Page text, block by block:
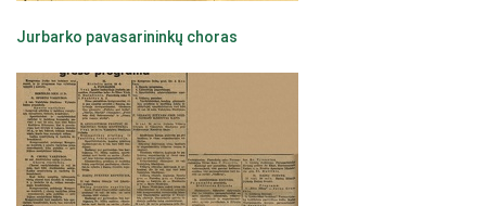
Jurbarko pavasarininkų choras